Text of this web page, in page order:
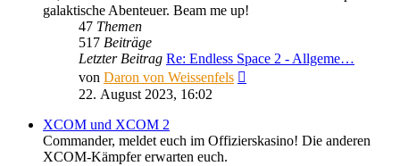
galaktische Abenteuer. Beam me up!
47 Themen
517 Beiträge
Letzter Beitrag Re: Endless Space 2 - Allgeme…
von Daron von Weissenfels
22. August 2023, 16:02
XCOM und XCOM 2
Commander, meldet euch im Offizierskasino! Die anderen
XCOM-Kämpfer erwarten euch.